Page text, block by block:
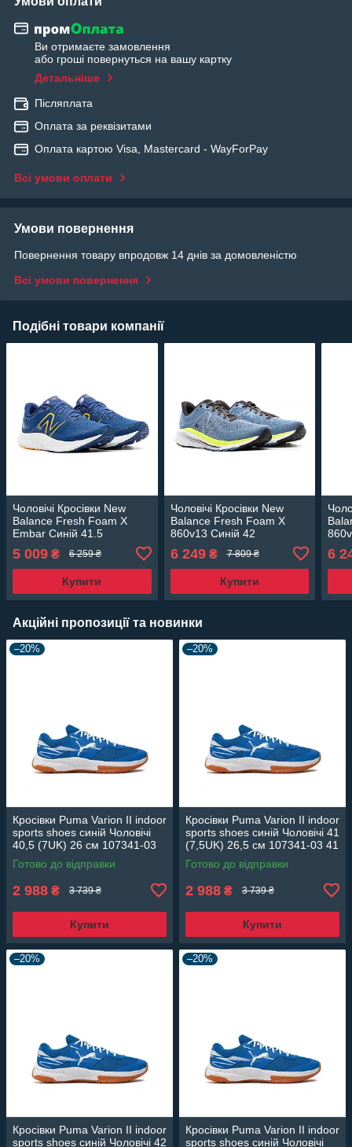
Ви отримаєте замовлення
або гроші повернуться на вашу картку
Детальніше
Післяплата
Оплата за реквізитами
Оплата картою Visa, Mastercard - WayForPay
Всі умови оплати
Умови повернення
Повернення товару впродовж 14 днів за домовленістю
Всі умови повернення
Подібні товари компанії
Чоловічі Кросівки New
Balance Fresh Foam X
Embar Синій 41.5
5 009 ₴ 6 259 ₴
Купити
Чоловічі Кросівки New
Balance Fresh Foam X
860v13 Синій 42
6 249₴ 7 809 ₴
Купити
6
Акційні пропозиції та новинки
–20%
Кросівки Puma Varion II indoor
sports shoes синій Чоловічі
40,5 (7UK) 26 см 107341-03
40,5
Готово до відправки
2 988 ₴ 3 739 ₴
Купити
–20%
Кросівки Puma Varion II indoor
sports shoes синій Чоловічі 41
(7,5UK) 26,5 см 107341-03 41
Готово до відправки
2 988 ₴ 3 739 ₴
Купити
–20%
Кросівки Puma Varion II indoor
sports shoes синій Чоловічі 42
–20%
Кросівки Puma Varion II indoor
sports shoes синій Чоловічі